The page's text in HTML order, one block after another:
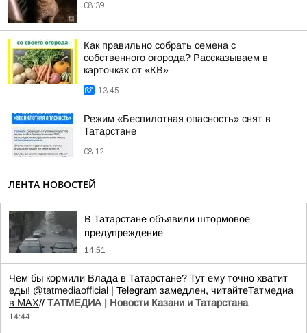
08:39
Как правильно собрать семена с
собственного огорода? Рассказываем в
карточках от «КВ»
13:45
Режим «Беспилотная опасность» снят в
Татарстане
08:12
ЛЕНТА НОВОСТЕЙ
В Татарстане объявили штормовое
предупреждение
14:51
Чем бы кормили Влада в Татарстане? Тут ему точно хватит
еды! @tatmediaofficial | Telegram замедлен, читайтеТатмедиа
в MAX// ТАТМЕДИА | Новости Казани и Татарстана
14:44